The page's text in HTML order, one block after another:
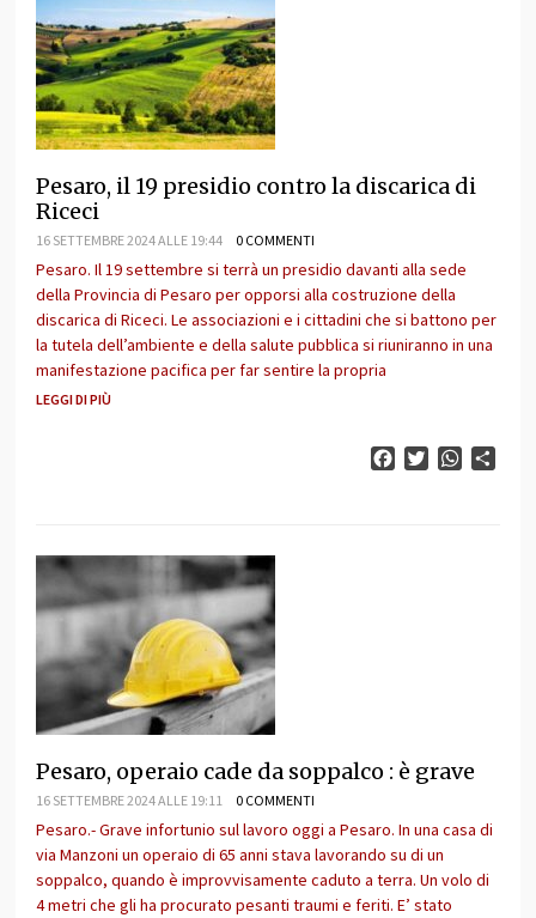
Pesaro, il 19 presidio contro la discarica di
Riceci
16 SETTEMBRE 2024 ALLE 19:44 0 COMMENTI
Pesaro. Il 19 settembre si terrà un presidio davanti alla sede
della Provincia di Pesaro per opporsi alla costruzione della
discarica di Riceci. Le associazioni e i cittadini che si battono per
la tutela dell’ambiente e della salute pubblica si riuniranno in una
manifestazione pacifica per far sentire la propria
LEGGI DI PIÙ
FacebookTwitter
Pesaro, operaio cade da soppalco : è grave
16 SETTEMBRE 2024 ALLE 19:11 0 COMMENTI
Pesaro.- Grave infortunio sul lavoro oggi a Pesaro. In una casa di
via Manzoni un operaio di 65 anni stava lavorando su di un
soppalco, quando è improvvisamente caduto a terra. Un volo di
4 metri che gli ha procurato pesanti traumi e feriti. E’ stato